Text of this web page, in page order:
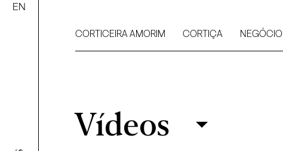
EN
CORTICEIRA AMORIM CORTIÇA NEGÓCIO
Filtrar
Vídeos